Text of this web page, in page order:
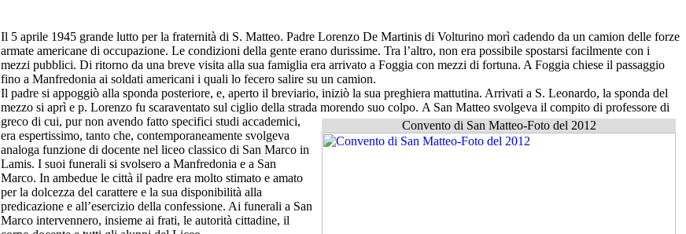
Il 5 aprile 1945 grande lutto per la fraternità di S. Matteo. Padre Lorenzo De Martinis di Volturino morì cadendo da un camion delle forze
armate americane di occupazione. Le condizioni della gente erano durissime. Tra l’altro, non era possibile spostarsi facilmente con i
mezzi pubblici. Di ritorno da una breve visita alla sua famiglia era arrivato a Foggia con mezzi di fortuna. A Foggia chiese il passaggio
fino a Manfredonia ai soldati americani i quali lo fecero salire su un camion.
Il padre si appoggiò alla sponda posteriore, e, aperto il breviario, iniziò la sua preghiera mattutina. Arrivati a S. Leonardo, la sponda del
mezzo si aprì e p. Lorenzo fu scaraventato sul ciglio della strada morendo suo colpo.
Convento di San Matteo-Foto del 2012
A San Matteo svolgeva il compito di professore di
greco di cui, pur non avendo fatto specifici studi accademici,
era espertissimo, tanto che, contemporaneamente svolgeva
analoga funzione di docente nel liceo classico di San Marco in
Lamis. I suoi funerali si svolsero a Manfredonia e a San
Marco. In ambedue le città il padre era molto stimato e amato
per la dolcezza del carattere e la sua disponibilità alla
predicazione e all’esercizio della confessione. Ai funerali a San
Marco intervennero, insieme ai frati, le autorità cittadine, il